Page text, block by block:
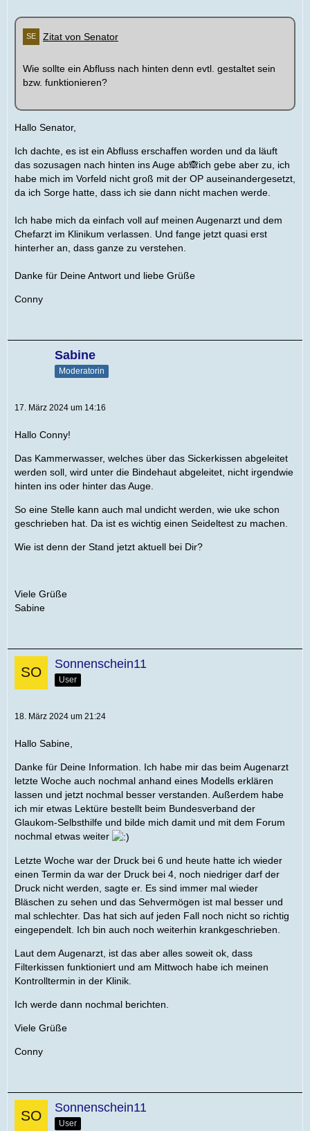
Zitat von Senator
Wie sollte ein Abfluss nach hinten denn evtl. gestaltet sein
bzw. funktionieren?
Hallo Senator,
Ich dachte, es ist ein Abfluss erschaffen worden und da läuft
das sozusagen nach hinten ins Auge ab🙈ich gebe aber zu, ich
habe mich im Vorfeld nicht groß mit der OP auseinandergesetzt,
da ich Sorge hatte, dass ich sie dann nicht machen werde.
Ich habe mich da einfach voll auf meinen Augenarzt und dem
Chefarzt im Klinikum verlassen. Und fange jetzt quasi erst
hinterher an, dass ganze zu verstehen.
Danke für Deine Antwort und liebe Grüße
Conny
Sabine
Moderatorin
17. März 2024 um 14:16
Hallo Conny!
Das Kammerwasser, welches über das Sickerkissen abgeleitet
werden soll, wird unter die Bindehaut abgeleitet, nicht irgendwie
hinten ins oder hinter das Auge.
So eine Stelle kann auch mal undicht werden, wie uke schon
geschrieben hat. Da ist es wichtig einen Seideltest zu machen.
Wie ist denn der Stand jetzt aktuell bei Dir?
Viele Grüße
Sabine
Sonnenschein11
User
18. März 2024 um 21:24
Hallo Sabine,
Danke für Deine Information. Ich habe mir das beim Augenarzt
letzte Woche auch nochmal anhand eines Modells erklären
lassen und jetzt nochmal besser verstanden. Außerdem habe
ich mir etwas Lektüre bestellt beim Bundesverband der
Glaukom-Selbsthilfe und bilde mich damit und mit dem Forum
nochmal etwas weiter
Letzte Woche war der Druck bei 6 und heute hatte ich wieder
einen Termin da war der Druck bei 4, noch niedriger darf der
Druck nicht werden, sagte er. Es sind immer mal wieder
Bläschen zu sehen und das Sehvermögen ist mal besser und
mal schlechter. Das hat sich auf jeden Fall noch nicht so richtig
eingependelt. Ich bin auch noch weiterhin krankgeschrieben.
Laut dem Augenarzt, ist das aber alles soweit ok, dass
Filterkissen funktioniert und am Mittwoch habe ich meinen
Kontrolltermin in der Klinik.
Ich werde dann nochmal berichten.
Viele Grüße
Conny
Sonnenschein11
User